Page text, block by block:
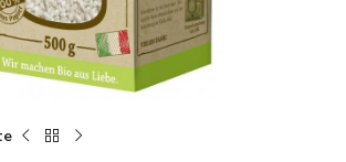
a mări